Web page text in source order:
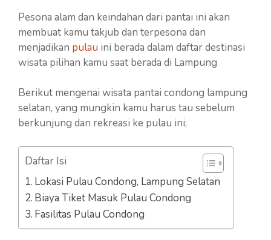
Pesona alam dan keindahan dari pantai ini akan
membuat kamu takjub dan terpesona dan
menjadikan pulau ini berada dalam daftar destinasi
wisata pilihan kamu saat berada di Lampung
Berikut mengenai wisata pantai condong lampung
selatan, yang mungkin kamu harus tau sebelum
berkunjung dan rekreasi ke pulau ini;
Daftar Isi
Lokasi Pulau Condong, Lampung Selatan
Biaya Tiket Masuk Pulau Condong
Fasilitas Pulau Condong